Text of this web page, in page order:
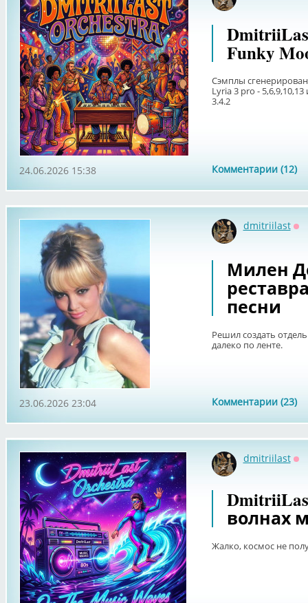
Funky
Сэмплы
Lyria 3 pro -
3.4.2
Комментарии (12)
24.06.2026 15:38
dmitriilast
Милен
песни
Решил создать
далеко по ленте.
Комментарии (23)
23.06.2026 23:04
dmitriilast
волнах
Жалко, космос не